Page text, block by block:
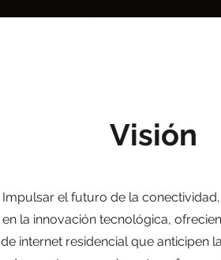
Visión
Impulsar el futuro de la
en la innovación tecnológica,
de internet residencial que anticipen